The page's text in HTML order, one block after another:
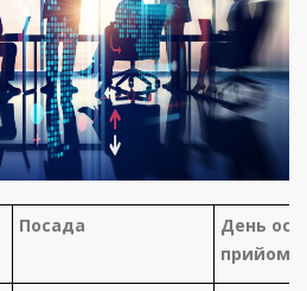
Посада
День
прийому